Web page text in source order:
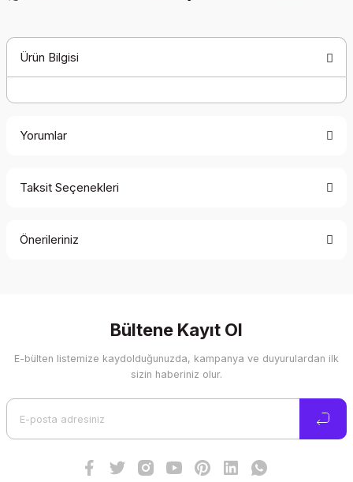
Ürün Bilgisi
Yorumlar
Taksit Seçenekleri
Önerileriniz
Görüş ve önerileriniz için teşekkür ederiz.
Ürün resmi kalitesiz, bozuk veya görüntülenemiyor.
Bültene Kayıt Ol
E-bülten listemize kaydolduğunuzda, kampanya ve duyurulardan ilk
sizin haberiniz olur.